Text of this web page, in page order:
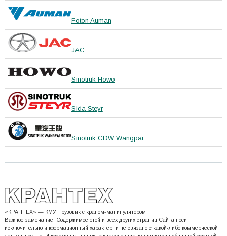
Foton Auman
JAC
Sinotruk Howo
Sida Steyr
Sinotruk CDW Wangpai
«КРАНТЕХ» — КМУ, грузовик с краном-манипулятором
Важное замечание: Содержимое этой и всех других страниц Сайта носит
исключительно информационный характер, и не связано с какой-либо коммерческой